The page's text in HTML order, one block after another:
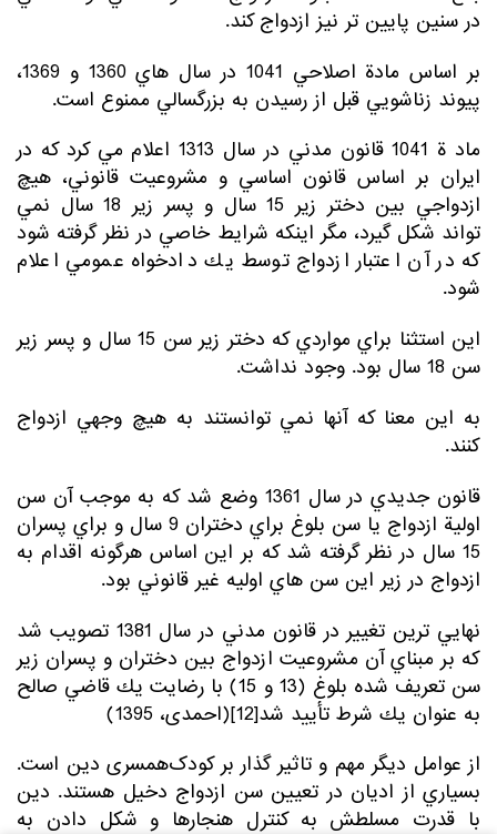
در سنين پايين تر نيز ازدواج كند.
بر اساس مادة اصلاحي 1041 در سال هاي 1360 و 1369،
پيوند زناشويي قبل از رسيدن به بزرگسالي ممنوع است.
ماد ة 1041 قانون مدني در سال 1313 اعلام مي كرد كه در
ايران بر اساس قانون اساسي و مشروعيت قانوني، هيچ
ازدواجي بين دختر زير 15 سال و پسر زير 18 سال نمي
تواند شكل گيرد، مگر اينكه شرايط خاصي در نظر گرفته شود
كه در آن اعتبار ازدواج توسط يك دادخواه عمومي اعلام
شود.
اين استثنا براي مواردي كه دختر زير سن 15 سال و پسر زير
سن 18 سال بود. وجود نداشت.
به اين معنا كه آنها نمي توانستند به هيچ وجهي ازدواج
كنند.
قانون جديدي در سال 1361 وضع شد كه به موجب آن سن
اولية ازدواج يا سن بلوغ براي دختران 9 سال و براي پسران
15 سال در نظر گرفته شد كه بر اين اساس هرگونه اقدام به
ازدواج در زير اين سن هاي اوليه غير قانوني بود.
نهايي ترين تغيير در قانون مدني در سال 1381 تصويب شد
كه بر مبناي آن مشروعيت ازدواج بين دختران و پسران زير
سن تعريف شده بلوغ (13 و 15) با رضايت يك قاضي صالح
به عنوان يك شرط تأييد شد[12](احمدی، 1395)
از عوامل دیگر مهم و تاثیر گذار بر کودک‌همسری دین است.
بسياري از اديان در تعيين سن ازدواج دخيل هستند. دين
با قدرت مسلطش به كنترل هنجارها و شكل دادن به